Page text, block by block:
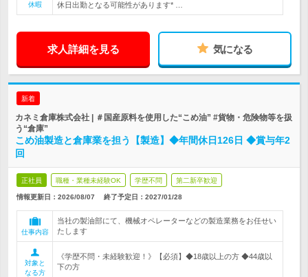
休暇
休日出勤となる可能性があります* …
求人詳細を見る 気になる
新着
カネミ倉庫株式会社 | ＃国産原料を使用した“こめ油” #貨物・危険物等を扱
う“倉庫”
こめ油製造と倉庫業を担う【製造】◆年間休日126日 ◆賞与年2
回
正社員 職種・業種未経験OK 学歴不問 第二新卒歓迎
情報更新日：2026/08/07 終了予定日： 2027/01/28
仕事内容
当社の製油部にて、機械オペレーターなどの製造業務をお任せい
たします
対象と
なる方
《学歴不問・未経験歓迎！》【必須】◆18歳以上の方 ◆44歳以
下の方